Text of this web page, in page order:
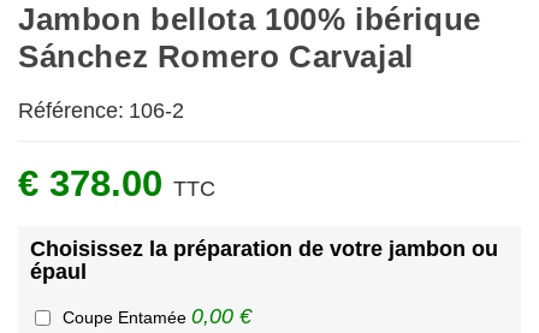
Jambon bellota 100% ibérique
Sánchez Romero Carvajal
Référence: 106-2
€ 378.00 TTC
Choisissez la préparation de votre jambon ou
épaul
Coupe Entamée 0,00 €